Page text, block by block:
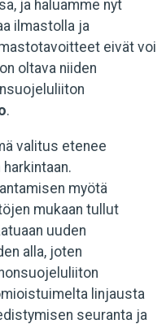
ja haluamme nyt
ilmastolla ja
eivät voi
oltava niiden
.
valitus etenee
myötä
mukaan tullut
uuden
alla, joten
linjausta
seuranta ja